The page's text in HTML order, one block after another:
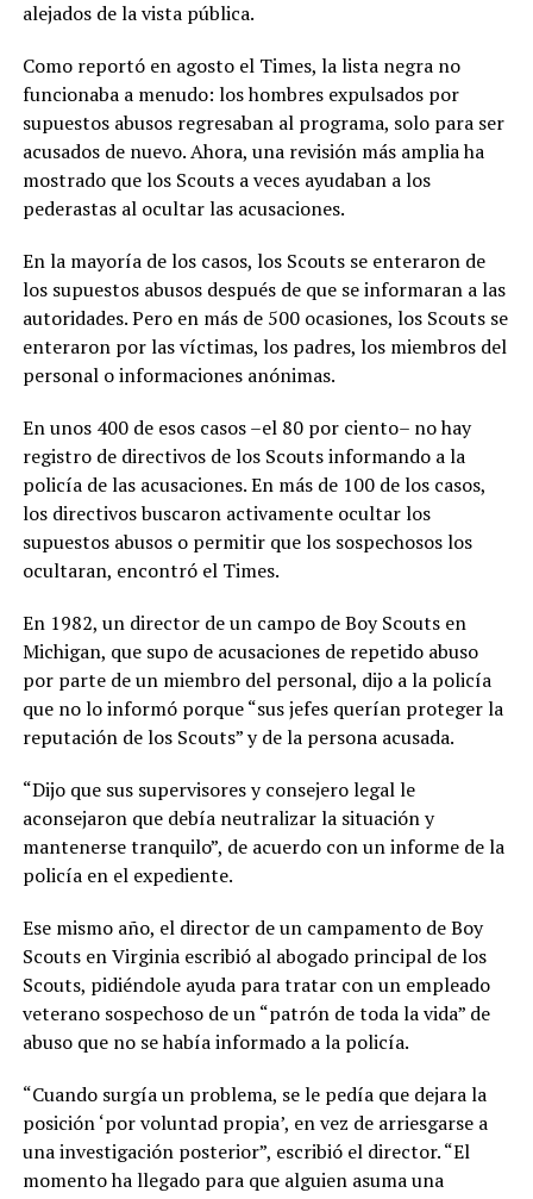
alejados de la vista pública.
Como reportó en agosto el Times, la lista negra no
funcionaba a menudo: los hombres expulsados por
supuestos abusos regresaban al programa, solo para ser
acusados de nuevo. Ahora, una revisión más amplia ha
mostrado que los Scouts a veces ayudaban a los
pederastas al ocultar las acusaciones.
En la mayoría de los casos, los Scouts se enteraron de
los supuestos abusos después de que se informaran a las
autoridades. Pero en más de 500 ocasiones, los Scouts se
enteraron por las víctimas, los padres, los miembros del
personal o informaciones anónimas.
En unos 400 de esos casos –el 80 por ciento– no hay
registro de directivos de los Scouts informando a la
policía de las acusaciones. En más de 100 de los casos,
los directivos buscaron activamente ocultar los
supuestos abusos o permitir que los sospechosos los
ocultaran, encontró el Times.
En 1982, un director de un campo de Boy Scouts en
Michigan, que supo de acusaciones de repetido abuso
por parte de un miembro del personal, dijo a la policía
que no lo informó porque “sus jefes querían proteger la
reputación de los Scouts” y de la persona acusada.
“Dijo que sus supervisores y consejero legal le
aconsejaron que debía neutralizar la situación y
mantenerse tranquilo”, de acuerdo con un informe de la
policía en el expediente.
Ese mismo año, el director de un campamento de Boy
Scouts en Virginia escribió al abogado principal de los
Scouts, pidiéndole ayuda para tratar con un empleado
veterano sospechoso de un “patrón de toda la vida” de
abuso que no se había informado a la policía.
“Cuando surgía un problema, se le pedía que dejara la
posición ‘por voluntad propia’, en vez de arriesgarse a
una investigación posterior”, escribió el director. “El
momento ha llegado para que alguien asuma una